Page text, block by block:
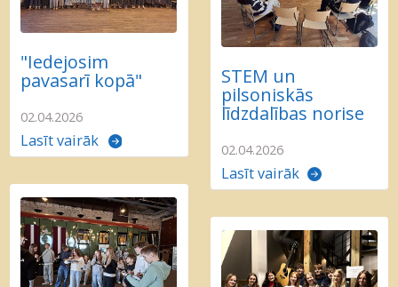
"Iedejosim
pavasarī kopā"
02.04.2026
Lasīt vairāk
STEM un
pilsoniskās
līdzdalības norise
02.04.2026
Lasīt vairāk